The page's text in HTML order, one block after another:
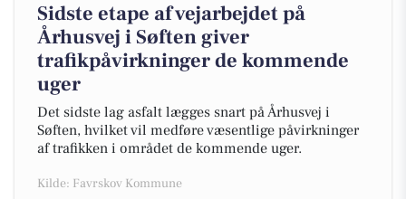
Sidste etape af vejarbejdet på
Århusvej i Søften giver
trafikpåvirkninger de kommende
uger
Det sidste lag asfalt lægges snart på Århusvej i
Søften, hvilket vil medføre væsentlige påvirkninger
af trafikken i området de kommende uger.
Kilde: Favrskov Kommune